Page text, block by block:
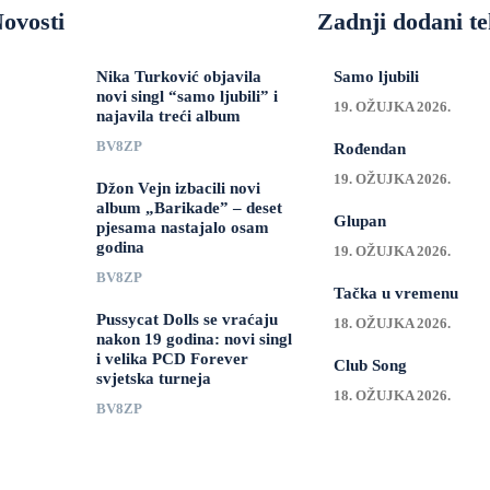
Nika Turković objavila
novi singl “samo ljubili” i
najavila treći album
BV8ZP
Džon Vejn izbacili novi
album „Barikade” – deset
pjesama nastajalo osam
godina
BV8ZP
Pussycat Dolls se vraćaju
nakon 19 godina: novi singl
i velika PCD Forever
svjetska turneja
BV8ZP
Zadnji dodani
Samo ljubili
19. OŽUJKA 2026.
Rođendan
19. OŽUJKA 2026.
Glupan
19. OŽUJKA 2026.
Tačka u vremenu
18. OŽUJKA 2026.
Club Song
18. OŽUJKA 2026.